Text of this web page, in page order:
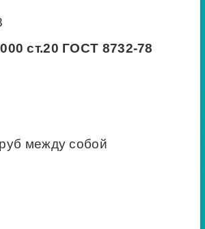
ст.20 ГОСТ 8732-78
между собой